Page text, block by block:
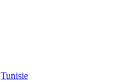
Tunisie